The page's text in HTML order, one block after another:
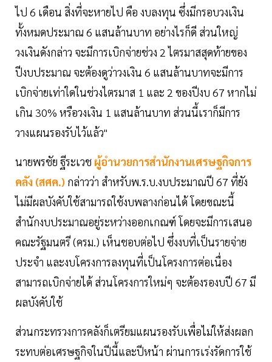
ไป 6 เดือน สิ่งที่จะหายไป คือ งบลงทุน ซึ่งมีกรอบวงเงิน
ทั้งหมดประมาณ 6 แสนล้านบาท อย่างไรก็ดี ส่วนใหญ่
วงเงินดังกล่าว จะมีการเบิกจ่ายช่วง 2 ไตรมาสสุดท้ายของ
ปีงบประมาณ จะต้องดูว่าวงเงิน 6 แสนล้านบาทจะมีการ
เบิกจ่ายเท่าใดในช่วงไตรมาส 1 และ 2 ของปีงบ 67 หากไม่
เกิน 30% หรือวงเงิน 1 แสนล้านบาท ส่วนนี้เราก็มีการ
วางแผนรองรับไว้แล้ว"
นายพรชัย ฐีระเวช ผู้อำนวยการสำนักงานเศรษฐกิจการ
คลัง (สศค.) กล่าวว่า สำหรับพ.ร.บ.งบประมาณปี 67 ที่ยัง
ไม่มีผลบังคับใช้สามารถใช้งบพลางก่อนได้ โดยขณะนี้
สำนักงบประมาณอยู่ระหว่างออกเกณฑ์ โดยจะมีการเสนอ
คณะรัฐมนตรี (ครม.) เห็นชอบต่อไป ซึ่งงบที่เป็นรายจ่าย
ประจำ​ และงบโครงการลงทุนที่เป็นโครงการต่อเนื่อง​
สามารถเบิกจ่ายได้ ส่วนโครงการใหม่ๆ จะต้องรองบปี 67 มี
ผลบังคับใช้
ส่วนกระทรวงการคลังก็เตรียมแผนรองรับเพื่อไม่ให้ส่งผลก
ระทบต่อเศรษฐกิจในปีนี้และปีหน้า​ ผ่านการเร่งรัดการใช้